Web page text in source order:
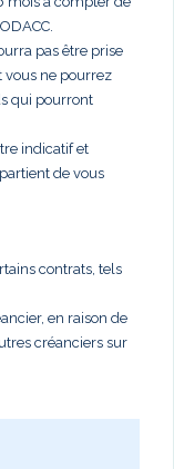
pas être prise
vous ne pourrez
qui pourront
indicatif et
de vous
contrats, tels
en raison de
créanciers sur